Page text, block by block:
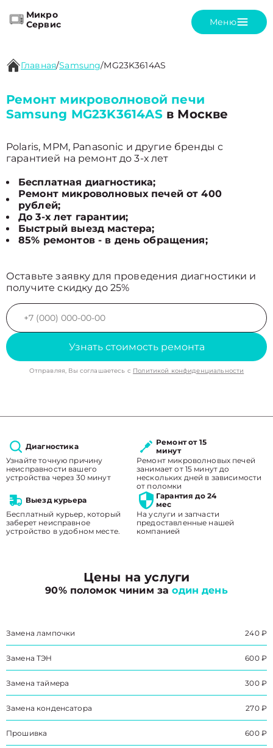
Микро
Сервис
Меню
Главная/Samsung/MG23K3614AS
Ремонт микроволновой печи
Samsung MG23K3614ASв Москве
Polaris, MPM, Panasonic и другие бренды с
гарантией на ремонт до 3-х лет
Бесплатная диагностика;
Ремонт микроволновых печей от 400
рублей;
До 3-х лет гарантии;
Быстрый выезд мастера;
85% ремонтов - в день обращения;
Оставьте заявку для проведения диагностики и
получите скидку до 25%
Узнать стоимость ремонта
Отправляя, Вы соглашаетесь с Политикой конфиденциальности
Диагностика
Узнайте точную причину
неисправности вашего
устройства через 30 минут
Ремонт от 15
минут
Ремонт микроволновых печей
занимает от 15 минут до
нескольких дней в зависимости
от поломки
Выезд курьера
Бесплатный курьер, который
заберет неисправное
устройство в удобном месте.
Гарантия до 24
мес
На услуги и запчасти
предоставленные нашей
компанией
Цены на услуги
90% поломок чиним заодин день
Замена лампочки 240 ₽
Замена ТЭН 600 ₽
Замена таймера 300 ₽
Замена конденсатора 270 ₽
Прошивка 600 ₽